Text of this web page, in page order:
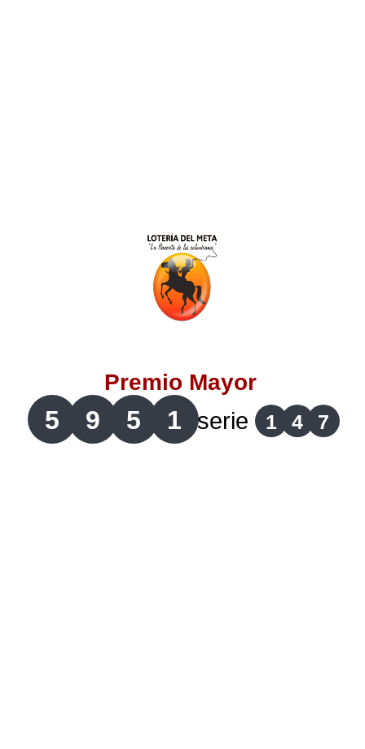
Lotería de Bogotá
Lotería de Risaralda
Lotería de Santander
Lotería del Cauca
Premio Mayor
5 9 5 1 serie 1 4 7